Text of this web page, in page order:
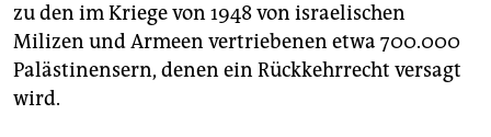
zu den im Kriege von 1948 von israelischen
Milizen und Armeen vertriebenen etwa 700.000
Palästinensern, denen ein Rückkehrrecht versagt
wird.